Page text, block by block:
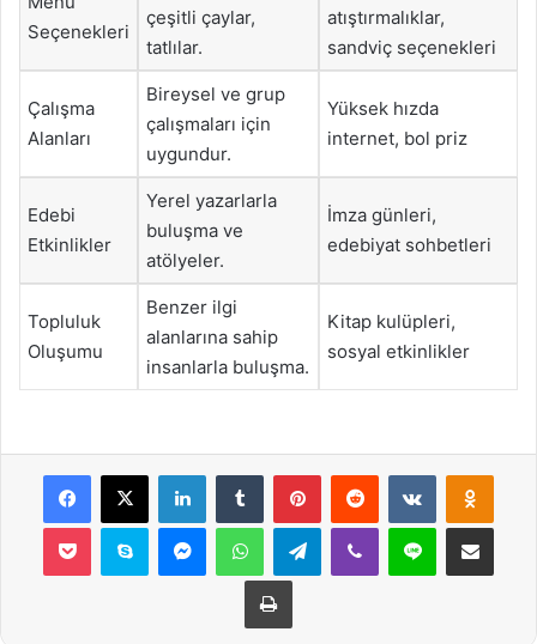
Seçenekleri
çeşitli çaylar,
tatlılar.
atıştırmalıklar,
sandviç seçenekleri
Çalışma
Alanları
Bireysel ve grup
çalışmaları için
uygundur.
Yüksek hızda
internet, bol priz
Edebi
Etkinlikler
Yerel yazarlarla
buluşma ve
atölyeler.
İmza günleri,
edebiyat sohbetleri
Topluluk
Oluşumu
Benzer ilgi
alanlarına sahip
insanlarla buluşma.
Kitap kulüpleri,
sosyal etkinlikler
Facebook
X LinkedInTumblr PinterestReddit VKontakte
Pocket Skype MessengerWhatsAppTelegramViber Line E-Posta ile
Yazdır